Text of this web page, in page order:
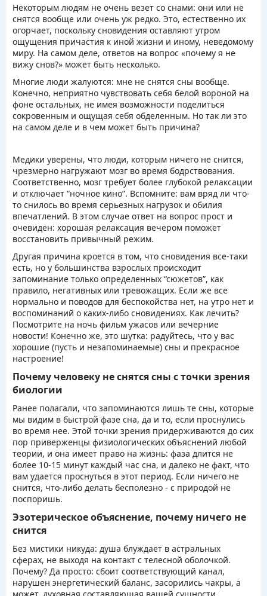
Некоторым людям не очень везет со снами: они или не
снятся вообще или очень уж редко. Это, естественно их
огорчает, поскольку сновидения оставляют утром
ощущения причастия к иной жизни и иному, неведомому
миру. На самом деле, ответов на вопрос «почему я не
вижу снов?» может быть несколько.
Многие люди жалуются: мне не снятся сны вообще.
Конечно, неприятно чувствовать себя белой вороной на
фоне остальных, не имея возможности поделиться
сокровенным и ощущая себя обделенным. Но так ли это
на самом деле и в чем может быть причина?
Медики уверены, что люди, которым ничего не снится,
чрезмерно нагружают мозг во время бодрствования.
Соответственно, мозг требует более глубокой релаксации
и отключает “ночное кино”. Вспомните: вам вряд ли что-
то снилось во время серьезных нагрузок и обилия
впечатлений. В этом случае ответ на вопрос прост и
очевиден: хорошая релаксация вечером поможет
восстановить привычный режим.
Другая причина кроется в том, что сновидения все-таки
есть, но у большинства взрослых происходит
запоминание только определенных “сюжетов”, как
правило, негативных или тревожащих. Если же все
нормально и поводов для беспокойства нет, на утро нет и
воспоминаний о каких-либо сновидениях. Как лечить?
Посмотрите на ночь фильм ужасов или вечерние
новости! Конечно же, это шутка: радуйтесь, что у вас
хорошие (пусть и незапоминаемые) сны и прекрасное
настроение!
Почему человеку не снятся сны с точки зрения
биологии
Ранее полагали, что запоминаются лишь те сны, которые
мы видим в быстрой фазе сна, да и то, если проснулись
во время нее. Этой точки зрения придерживаются до сих
пор приверженцы физиологических объяснений любой
теории, и она имеет право на жизнь: фаза длится не
более 10-15 минут каждый час сна, и далеко не факт, что
вам удается проснуться в этот период. Если ничего не
снится, что-либо делать бесполезно - с природой не
поспоришь.
Эзотерическое объяснение, почему ничего не
снится
Без мистики никуда: душа блуждает в астральных
сферах, не выходя на контакт с телесной оболочкой.
Почему? Да просто: сбоит соответствующий канал,
нарушен энергетический баланс, засорились чакры, а